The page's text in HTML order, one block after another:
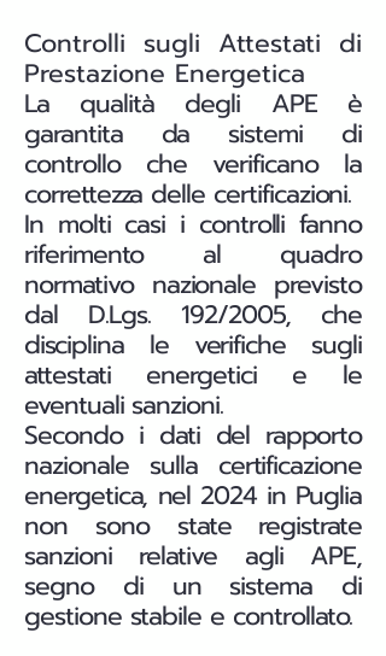
Controlli sugli Attestati di
Prestazione Energetica
La qualità degli APE è
garantita da sistemi di
controllo che verificano la
correttezza delle certificazioni.
In molti casi i controlli fanno
riferimento al quadro
normativo nazionale previsto
dal D.Lgs. 192/2005, che
disciplina le verifiche sugli
attestati energetici e le
eventuali sanzioni.
Secondo i dati del rapporto
nazionale sulla certificazione
energetica, nel 2024 in Puglia
non sono state registrate
sanzioni relative agli APE,
segno di un sistema di
gestione stabile e controllato.